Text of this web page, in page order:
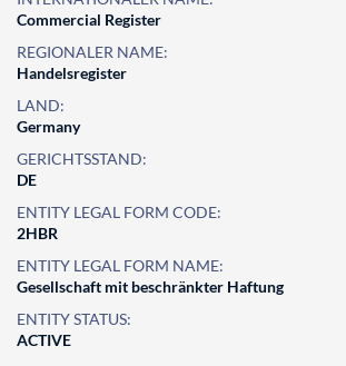
Commercial Register
REGIONALER NAME:
Handelsregister
LAND:
Germany
GERICHTSSTAND:
DE
ENTITY LEGAL FORM CODE:
2HBR
ENTITY LEGAL FORM NAME:
Gesellschaft mit beschränkter Haftung
ENTITY STATUS:
ACTIVE